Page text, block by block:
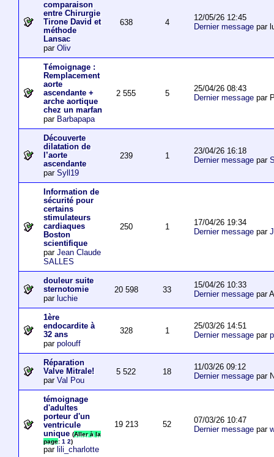
comparaison
entre Chirurgie
Tirone David et
méthode
Lansac
par Oliv
638 4
12/05/26 12:45
Dernier messagepar
Témoignage :
Remplacement
aorte
ascendante +
arche aortique
chez un marfan
par Barbapapa
2 555 5
25/04/26 08:43
Dernier messagepar
Découverte
dilatation de
l’aorte
ascendante
par Syll19
239 1
23/04/26 16:18
Dernier messagepar
Information de
sécurité pour
certains
stimulateurs
cardiaques
Boston
scientifique
par Jean Claude
SALLES
250 1
17/04/26 19:34
Dernier messagepar
douleur suite
sternotomie
par luchie
20 598 33
15/04/26 10:33
Dernier messagepar
1ère
endocardite à
32 ans
par polouff
328 1
25/03/26 14:51
Dernier messagepar
Réparation
Valve Mitrale!
par Val Pou
5 522 18
11/03/26 09:12
Dernier messagepar
témoignage
d'adultes
porteur d'un
ventricule
unique (Aller à la
page: 1 2)
par lili_charlotte
19 213 52
07/03/26 10:47
Dernier messagepar